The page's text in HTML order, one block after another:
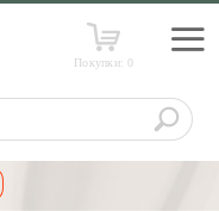
Покупки:0